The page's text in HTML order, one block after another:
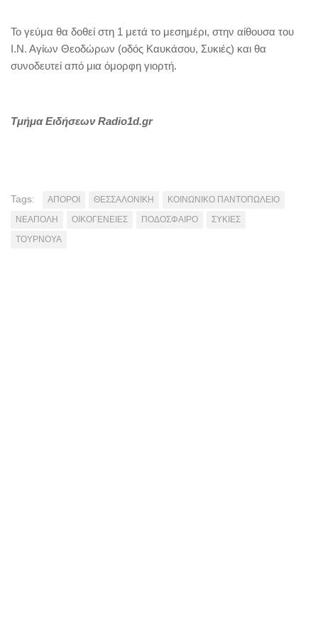
Το γεύμα θα δοθεί στη 1 μετά το μεσημέρι, στην αίθουσα του
Ι.Ν. Αγίων Θεοδώρων (οδός Καυκάσου, Συκιές) και θα
συνοδευτεί από μια όμορφη γιορτή.
Τμήμα Ειδήσεων Radio1d.gr
Tags: ΑΠΟΡΟΙ ΘΕΣΣΑΛΟΝΙΚΗ
ΚΟΙΝΩΝΙΚΟ ΠΑΝΤΟΠΩΛΕΙΟ
ΝΕΑΠΟΛΗ
ΟΙΚΟΓΕΝΕΙΕΣ ΠΟΔΟΣΦΑΙΡΟ
ΣΥΚΙΕΣ
ΤΟΥΡΝΟΥΑ